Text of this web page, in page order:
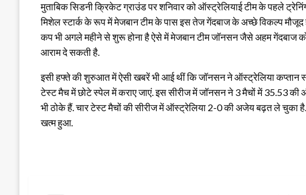
मुताबिक सिडनी क्रिकेट ग्राउंड पर शनिवार को ऑस्ट्रेलियाई टीम के पहले
मिशेल स्टार्क के रूप में मेजबान टीम के पास इस तेज गेंदबाज के अच्छे विकल्प
कप भी अगले महीने से शुरू होना है ऐसे में मेजबान टीम जॉनसन जैसे अहम गेंदबाज
आराम दे सकती है.
इसी हफ्ते की शुरुआत में ऐसी खबरें भी आई थीं कि जॉनसन ने ऑस्ट्रेलिया कप्तान
टेस्ट मैच में छोटे स्पेल में कराए जाएं. इस सीरीज में जॉनसन ने 3 मैचों में
भी ठोके हैं. चार टेस्ट मैचों की सीरीज में ऑस्ट्रेलिया 2-0 की अजेय बढ़त ले चुका
खत्म हुआ.